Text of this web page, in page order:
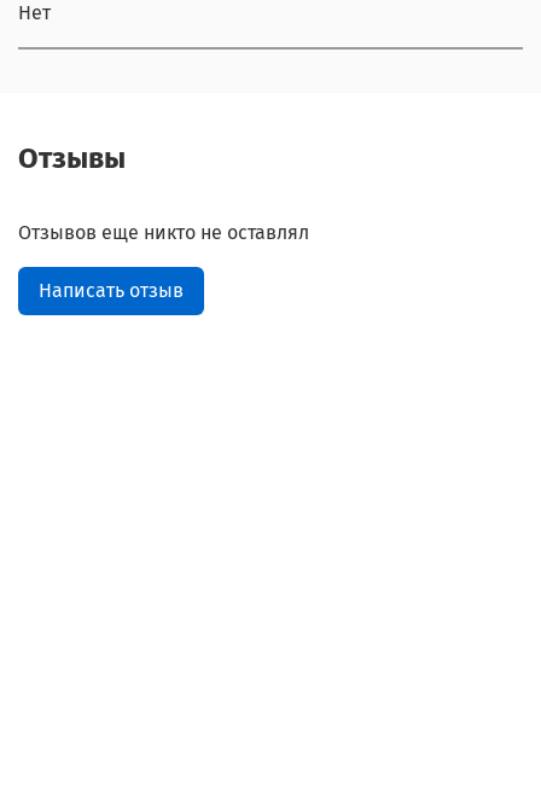
Нет
Отзывы
Отзывов еще никто не оставлял
Написать отзыв